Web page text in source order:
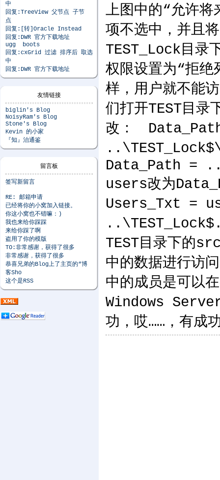
中
回复:TreeView 父节点 子节
点
回复:[转]Oracle Instead
回复:DWR 官方下载地址
ugg boots
回复:cxGrid 过滤 排序后 取选
中
回复:DWR 官方下载地址
友情链接
biglin's Blog
NoisyRam's Blog
Stone's Blog
Kevin 的小家
『知』治通鉴
留言板
签写新留言
RE: 邮箱申请
已经将你的小窝加入链接。
你这小窝也不错嘛：)
我也来给你踩踩
来给你踩了啊
盗用了你的模版
TO:非常感谢，获得了很多
非常感谢，获得了很多
恭喜兄弟的Blog上了主页的“博
客Sho
这个是RSS
上图中的“允许将
项不选中，并且
TEST_Lock目录
权限设置为“拒
样，用户就不能
们打开TEST目
改：
Data_Path =
users改为
Users_Txt =
TEST目录下的
中的数据进行访
中的成员是可以
Windows
功，哎……，有成